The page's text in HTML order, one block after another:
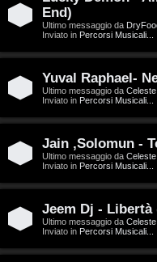
o
s
t
a
r
g
End)
Ultimo messaggio da
Inviato in Percorsi Musicali...
Yuval Raphael-
Ultimo messaggio da Celeste
Inviato in Percorsi Musicali...
Jain ,Solomun -
Ultimo messaggio da Celeste
Inviato in Percorsi Musicali...
Jeem Dj -
Ultimo messaggio da Celeste
Inviato in Percorsi Musicali...
g
s
t
i
n
i
n